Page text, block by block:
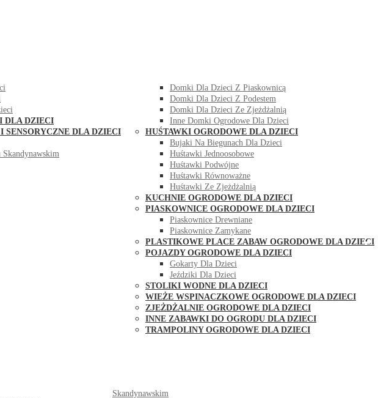
DLA DZIECI
DLA DZIECI
Domki Dla Dzieci Z Piaskownicą
Domki Dla Dzieci Z Podestem
Domki Dla Dzieci Ze Zjeżdżalnią
Inne Domki Ogrodowe Dla Dzieci
HUŚTAWKI OGRODOWE DLA DZIECI
Bujaki Na Biegunach Dla Dzieci
Huśtawki Jednoosobowe
Huśtawki Podwójne
Huśtawki Równoważne
Huśtawki Ze Zjeżdżalnią
KUCHNIE OGRODOWE DLA DZIECI
PIASKOWNICE OGRODOWE DLA DZIECI
Piaskownice Drewniane
Piaskownice Zamykane
PLASTIKOWE PLACE ZABAW OGRODOWE DLA DZIECI
POJAZDY OGRODOWE DLA DZIECI
Gokarty Dla Dzieci
Jeździki Dla Dzieci
STOLIKI WODNE DLA DZIECI
WIEŻE WSPINACZKOWE OGRODOWE DLA DZIECI
ZJEŻDŻALNIE OGRODOWE DLA DZIECI
INNE ZABAWKI DO OGRODU DLA DZIECI
TRAMPOLINY OGRODOWE DLA DZIECI
Skandynawskim